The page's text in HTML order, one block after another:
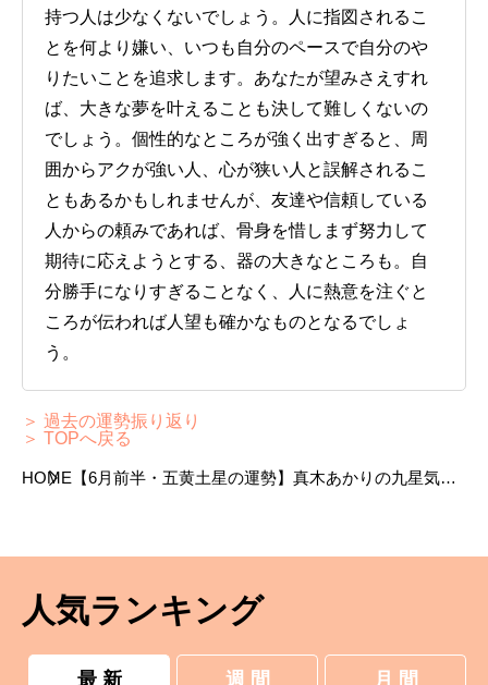
持つ人は少なくないでしょう。人に指図されるこ
とを何より嫌い、いつも自分のペースで自分のや
りたいことを追求します。あなたが望みさえすれ
ば、大きな夢を叶えることも決して難しくないの
でしょう。個性的なところが強く出すぎると、周
囲からアクが強い人、心が狭い人と誤解されるこ
ともあるかもしれませんが、友達や信頼している
人からの頼みであれば、骨身を惜しまず努力して
期待に応えようとする、器の大きなところも。自
分勝手になりすぎることなく、人に熱意を注ぐと
ころが伝われば人望も確かなものとなるでしょ
う。
＞ 過去の運勢振り返り
＞ TOPへ戻る
HOME 【6月前半・五黄土星の運勢】真木あかりの九星気学
人気ランキング
最 新 週 間 月 間